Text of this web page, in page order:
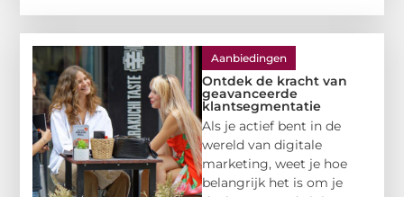
Aanbiedingen
Ontdek de kracht van
geavanceerde
klantsegmentatie
Als je actief bent in de
wereld van digitale
marketing, weet je hoe
belangrijk het is om je